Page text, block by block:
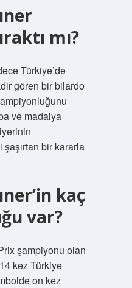
mı?
Türkiye’de
gören bir bilardo
ve madalya
bir kararla
kaç
var?
şampiyonu olan
kez Türkiye
on kez